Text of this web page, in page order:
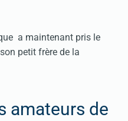
a maintenant pris le
petit frère de la
amateurs de